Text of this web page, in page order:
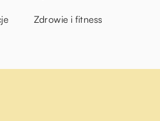
Zdrowie i fitness